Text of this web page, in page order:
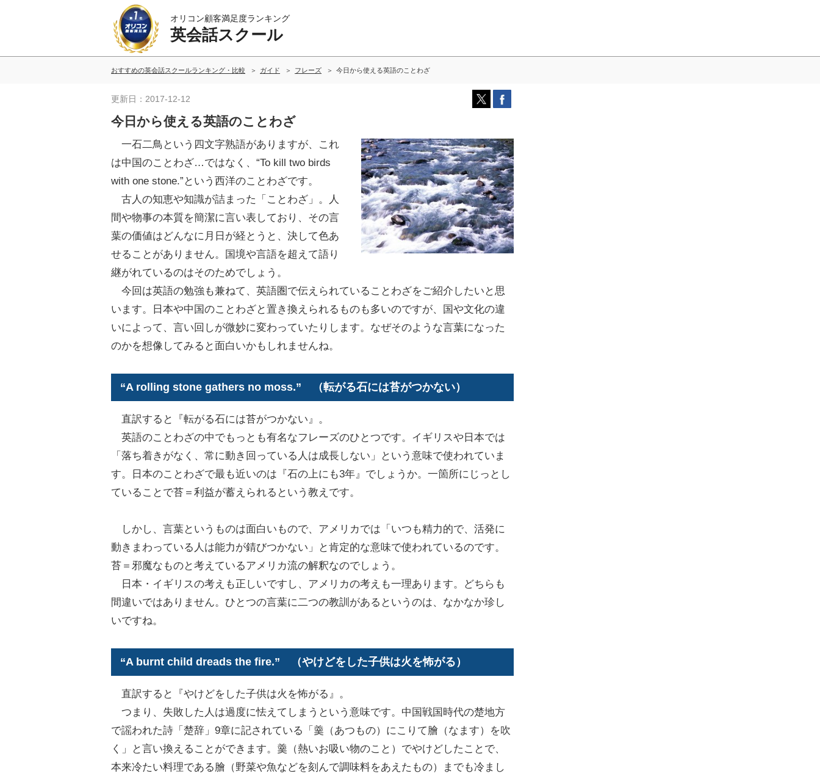
オリコン顧客満足度ランキング
英会話スクール
おすすめの英会話スクールランキング・比較 ガイド フレーズ 今日から使える英語のことわざ
更新日：2017-12-12
今日から使える英語のことわざ
一石二鳥という四文字熟語がありますが、これ
は中国のことわざ…ではなく、“To kill two birds
with one stone.”という西洋のことわざです。
古人の知恵や知識が詰まった「ことわざ」。人
間や物事の本質を簡潔に言い表しており、その言
葉の価値はどんなに月日が経とうと、決して色あ
せることがありません。国境や言語を超えて語り
継がれているのはそのためでしょう。
今回は英語の勉強も兼ねて、英語圏で伝えられていることわざをご紹介したいと思
います。日本や中国のことわざと置き換えられるものも多いのですが、国や文化の違
いによって、言い回しが微妙に変わっていたりします。なぜそのような言葉になった
のかを想像してみると面白いかもしれませんね。
“A rolling stone gathers no moss.” （転がる石には苔がつかない）
直訳すると『転がる石には苔がつかない』。
英語のことわざの中でもっとも有名なフレーズのひとつです。イギリスや日本では
「落ち着きがなく、常に動き回っている人は成長しない」という意味で使われていま
す。日本のことわざで最も近いのは『石の上にも3年』でしょうか。一箇所にじっとし
ていることで苔＝利益が蓄えられるという教えです。
しかし、言葉というものは面白いもので、アメリカでは「いつも精力的で、活発に
動きまわっている人は能力が錆びつかない」と肯定的な意味で使われているのです。
苔＝邪魔なものと考えているアメリカ流の解釈なのでしょう。
日本・イギリスの考えも正しいですし、アメリカの考えも一理あります。どちらも
間違いではありません。ひとつの言葉に二つの教訓があるというのは、なかなか珍し
いですね。
“A burnt child dreads the fire.” （やけどをした子供は火を怖がる）
直訳すると『やけどをした子供は火を怖がる』。
つまり、失敗した人は過度に怯えてしまうという意味です。中国戦国時代の楚地方
で謡われた詩「楚辞」9章に記されている「羹（あつもの）にこりて膾（なます）を吹
く」と言い換えることができます。羹（熱いお吸い物のこと）でやけどしたことで、
本来冷たい料理である膾（野菜や魚などを刻んで調味料をあえたもの）までも冷まし